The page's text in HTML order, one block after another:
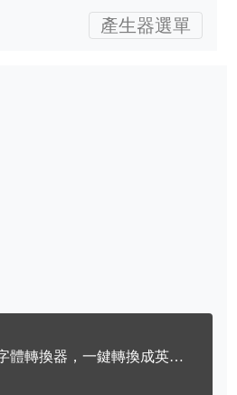
產生器選單
器，一鍵轉換成英文黑暗靈魂字體